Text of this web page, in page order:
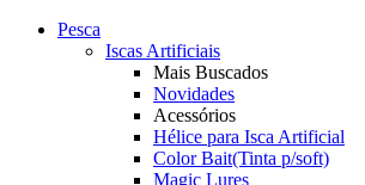
Pesca
Iscas Artificiais
Mais Buscados
Novidades
Acessórios
Hélice para Isca Artificial
Color Bait(Tinta p/soft)
Magic Lures